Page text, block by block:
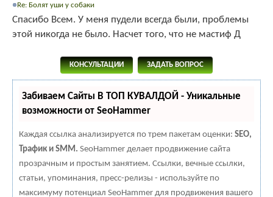
Re: Болят уши у собаки
Спасибо Всем. У меня пудели всегда были, проблемы
этой никогда не было. Насчет того, что не мастиф Д
КОНСУЛЬТАЦИИ ЗАДАТЬ ВОПРОС
Забиваем Сайты В ТОП КУВАЛДОЙ - Уникальные
возможности от SeoHammer
Каждая ссылка анализируется по трем пакетам оценки: SEO,
Трафик и SMM. SeoHammer делает продвижение сайта
прозрачным и простым занятием. Ссылки, вечные ссылки,
статьи, упоминания, пресс-релизы - используйте по
максимуму потенциал SeoHammer для продвижения вашего